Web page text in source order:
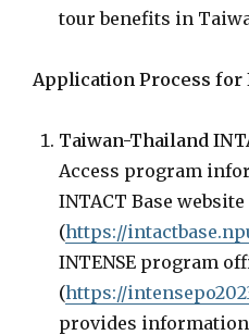
tour benefits in
Application Process for
Taiwan-Thailand
Access program
INTACT Base website
(https://
INTENSE program
(https://
provides information